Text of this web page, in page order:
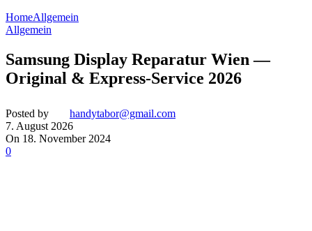
HomeAllgemein
Allgemein
Samsung Display Reparatur Wien —
Original & Express-Service 2026
Posted by
handytabor@gmail.com
7. August 2026
On 18. November 2024
0